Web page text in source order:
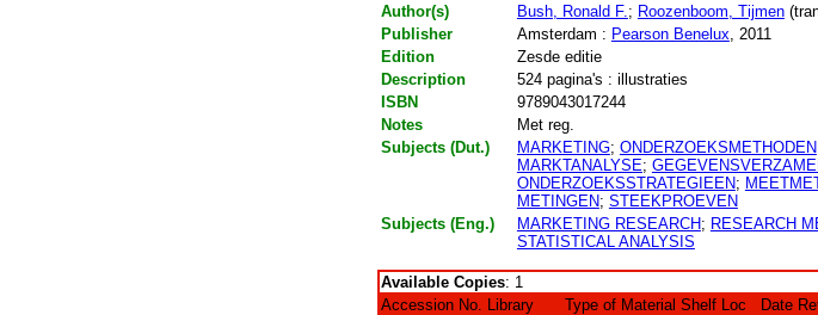
Author(s)
Bush, Ronald F. ; Roozenboom, Tijmen
Publisher
Amsterdam : Pearson Benelux , 2011
Edition
Zesde editie
Description
524 pagina's : illustraties
ISBN
9789043017244
Notes
Met reg.
Subjects (Dut.)
MARKETING; ONDERZOEKSMETHODEN
MARKTANALYSE;
ONDERZOEKSSTRATEGIEEN;
METINGEN; STEEKPROEVEN
Subjects (Eng.)
MARKETING RESEARCH; RESEARCH
STATISTICAL ANALYSIS
Available Copies: 1
Accession No. Library Type of Material Shelf Loc
Date